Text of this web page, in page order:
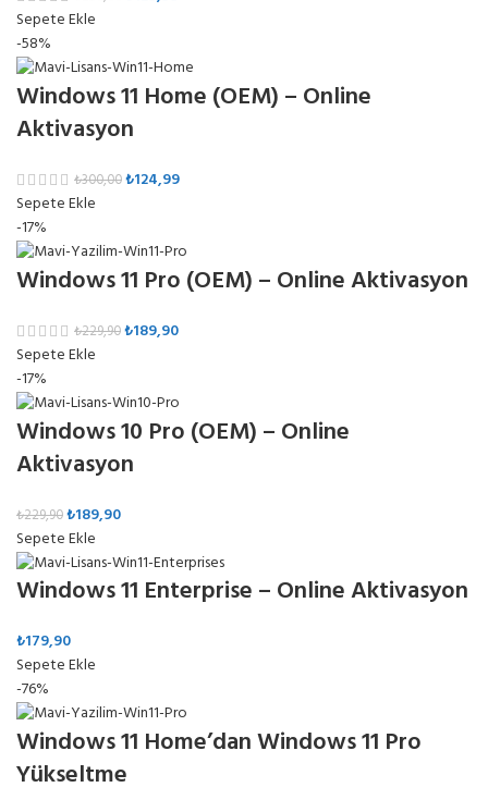
Sepete Ekle
-58%
Windows 11 Home (OEM) – Online
Aktivasyon
₺300,00₺124,99
Sepete Ekle
-17%
Windows 11 Pro (OEM) – Online Aktivasyon
₺229,90₺189,90
Sepete Ekle
-17%
Windows 10 Pro (OEM) – Online
Aktivasyon
₺229,90₺189,90
Sepete Ekle
Windows 11 Enterprise – Online Aktivasyon
₺179,90
Sepete Ekle
-76%
Windows 11 Home’dan Windows 11 Pro
Yükseltme